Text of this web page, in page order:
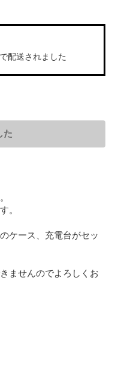
で配送されました
た
。
ケース、充電台がセッ
ませんのでよろしくお